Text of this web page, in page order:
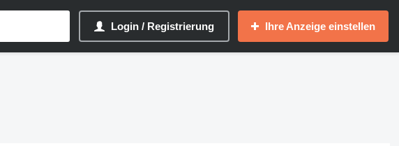
Login / Registrierung Ihre Anzeige einstellen